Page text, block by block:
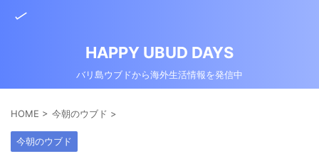
HAPPY UBUD DAYS
バリ島ウブドから海外生活情報を発信中
HOME > 今朝のウブド >
今朝のウブド